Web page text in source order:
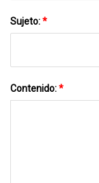
Sujeto:*
Contenido:*